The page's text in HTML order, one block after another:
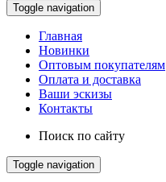
Toggle navigation
Главная
Новинки
Оптовым покупателям
Оплата и доставка
Ваши эскизы
Контакты
Поиск по сайту
Toggle navigation